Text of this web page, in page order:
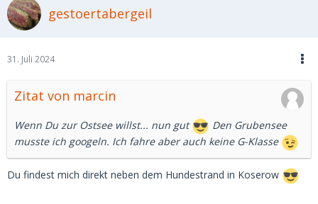
gestoertabergeil
31. Juli 2024
Zitat von marcin
Wenn Du zur Ostsee willst... nun gut
Den Grubensee
musste ich googeln. Ich fahre aber auch keine G-Klasse
Du findest mich direkt neben dem Hundestrand in Koserow